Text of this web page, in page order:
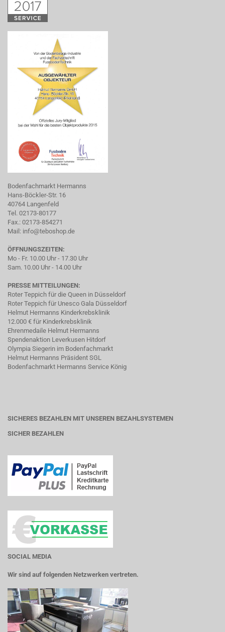
Bodenfachmarkt Hermanns
Hans-Böckler-Str. 16
40764 Langenfeld
Tel. 02173-80177
Fax.: 02173-854271
Mail: info@teboshop.de
ÖFFNUNGSZEITEN:
Mo - Fr. 10.00 Uhr - 17.30 Uhr
Sam. 10.00 Uhr - 14.00 Uhr
PRESSE MITTEILUNGEN:
Roter Teppich für die Queen in Düsseldorf
Roter Teppich für Unesco Gala Düsseldorf
Helmut Hermanns Kinderkrebsklinik
12.000 € für Kinderkrebsklinik
Ehrenmedaile Helmut Hermanns
Spendenaktion Leverkusen Hitdorf
Olympia Siegerin im Bodenfachmarkt
Helmut Hermanns Präsident SGL
Bodenfachmarkt Hermanns Service König
SICHERES BEZAHLEN MIT UNSEREN BEZAHLSYSTEMEN
SICHER BEZAHLEN
SOCIAL MEDIA
Wir sind auf folgenden Netzwerken vertreten.